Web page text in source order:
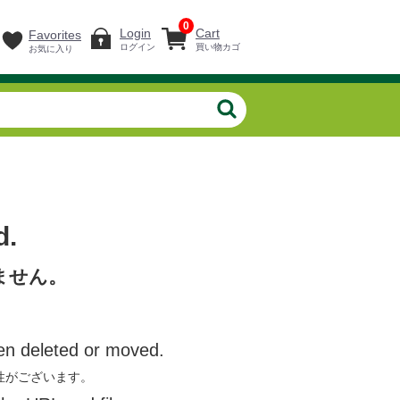
Cart
買い物カゴ
0
Favorites
お気に入り
Login
ログイン
ん。
deleted or moved.
ございます。